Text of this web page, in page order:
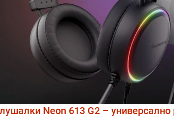
Neon 613 G2 –